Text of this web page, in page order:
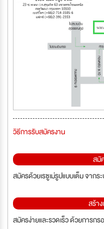
วิธีการรับสมัครงาน
สมั
สมัครด้วยเรซูเม่รูปแบบเต็ม จาก
สร้า
สมัครง่ายและรวดเร็ว ด้วยการก